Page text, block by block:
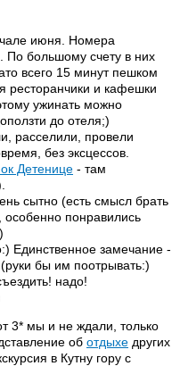
июня. Номера
По большому счету в них
всего 15 минут пешком
ресторанчики и кафешки
ужинать можно
до отеля;)
расселили, провели
без эксцессов.
Детенице - там
сытно (есть смысл брать
понравились
Единственное замечание -
бы им поотрывать:)
надо!
3* мы и не ждали, только
об отдыхе других
в Кутну гору с